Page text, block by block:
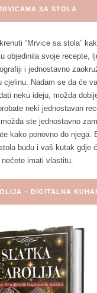
SA STOLA
“Mrvice sa stola”
objedinila svoje recepte,
i jednostavno
cjelinu. Nadam se da će
neku ideju, možda
neki jednostavan
ste jednostavno
kako ponovno do njega.
budu i vaš kutak gdje
imati vlastitu.
– DIGITALNA